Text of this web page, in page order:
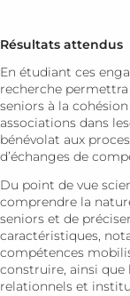
Résultats attendus
En étudiant ces
recherche
seniors à la
associations dans
bénévolat aux
d’échanges de
Du point de vue
comprendre la
seniors et de
caractéristiques,
compétences
construire, ainsi
relationnels et